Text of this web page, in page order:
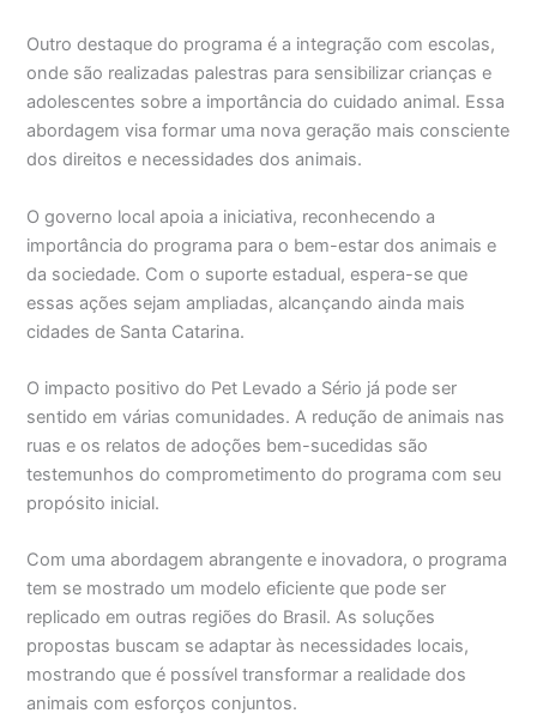
Outro destaque do programa é a integração com escolas,
onde são realizadas palestras para sensibilizar crianças e
adolescentes sobre a importância do cuidado animal. Essa
abordagem visa formar uma nova geração mais consciente
dos direitos e necessidades dos animais.
O governo local apoia a iniciativa, reconhecendo a
importância do programa para o bem-estar dos animais e
da sociedade. Com o suporte estadual, espera-se que
essas ações sejam ampliadas, alcançando ainda mais
cidades de Santa Catarina.
O impacto positivo do Pet Levado a Sério já pode ser
sentido em várias comunidades. A redução de animais nas
ruas e os relatos de adoções bem-sucedidas são
testemunhos do comprometimento do programa com seu
propósito inicial.
Com uma abordagem abrangente e inovadora, o programa
tem se mostrado um modelo eficiente que pode ser
replicado em outras regiões do Brasil. As soluções
propostas buscam se adaptar às necessidades locais,
mostrando que é possível transformar a realidade dos
animais com esforços conjuntos.